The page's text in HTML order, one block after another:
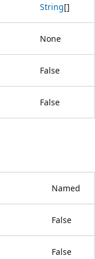
String[]
None
False
False
Named
False
False